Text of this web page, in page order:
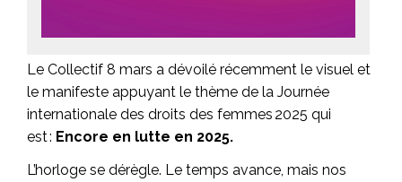
Le Collectif 8 mars a dévoilé récemment le visuel et
le manifeste appuyant le thème de la Journée
internationale des droits des femmes 2025 qui
est : Encore en lutte en 2025.
L’horloge se dérègle. Le temps avance, mais nos